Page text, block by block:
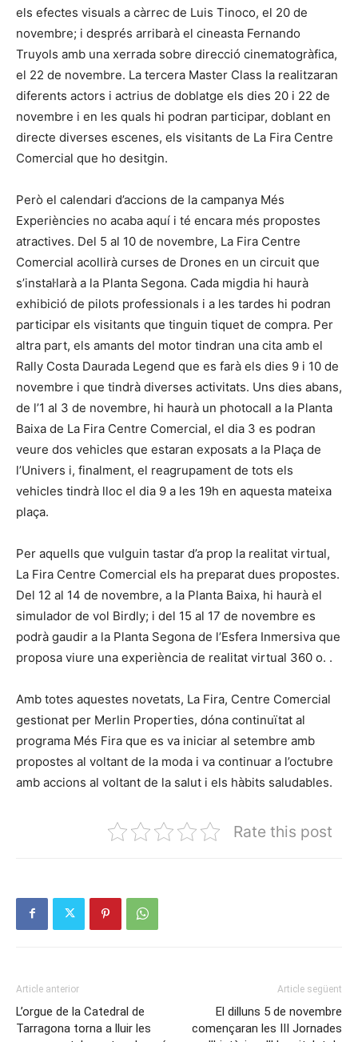
els efectes visuals a càrrec de Luis Tinoco, el 20 de
novembre; i després arribarà el cineasta Fernando
Truyols amb una xerrada sobre direcció cinematogràfica,
el 22 de novembre. La tercera Master Class la realitzaran
diferents actors i actrius de doblatge els dies 20 i 22 de
novembre i en les quals hi podran participar, doblant en
directe diverses escenes, els visitants de La Fira Centre
Comercial que ho desitgin.
Però el calendari d’accions de la campanya Més
Experiències no acaba aquí i té encara més propostes
atractives. Del 5 al 10 de novembre, La Fira Centre
Comercial acollirà curses de Drones en un circuit que
s’instal·larà a la Planta Segona. Cada migdia hi haurà
exhibició de pilots professionals i a les tardes hi podran
participar els visitants que tinguin tiquet de compra. Per
altra part, els amants del motor tindran una cita amb el
Rally Costa Daurada Legend que es farà els dies 9 i 10 de
novembre i que tindrà diverses activitats. Uns dies abans,
de l’1 al 3 de novembre, hi haurà un photocall a la Planta
Baixa de La Fira Centre Comercial, el dia 3 es podran
veure dos vehicles que estaran exposats a la Plaça de
l’Univers i, finalment, el reagrupament de tots els
vehicles tindrà lloc el dia 9 a les 19h en aquesta mateixa
plaça.
Per aquells que vulguin tastar d’a prop la realitat virtual,
La Fira Centre Comercial els ha preparat dues propostes.
Del 12 al 14 de novembre, a la Planta Baixa, hi haurà el
simulador de vol Birdly; i del 15 al 17 de novembre es
podrà gaudir a la Planta Segona de l’Esfera Inmersiva que
proposa viure una experiència de realitat virtual 360 o. .
Amb totes aquestes novetats, La Fira, Centre Comercial
gestionat per Merlin Properties, dóna continuïtat al
programa Més Fira que es va iniciar al setembre amb
propostes al voltant de la moda i va continuar a l’octubre
amb accions al voltant de la salut i els hàbits saludables.
Rate this post
Article anterior
L’orgue de la Catedral de
Tarragona torna a lluir les
Article següent
El dilluns 5 de novembre
començaran les III Jornades